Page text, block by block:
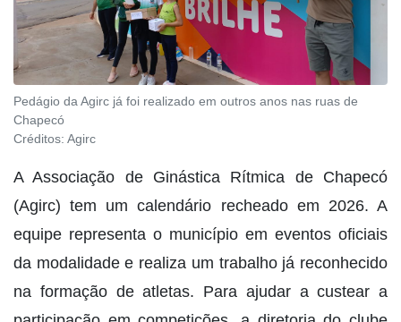
Pedágio da Agirc já foi realizado em outros anos nas ruas de
Chapecó
Créditos: Agirc
A Associação de Ginástica Rítmica de Chapecó
(Agirc) tem um calendário recheado em 2026. A
equipe representa o município em eventos oficiais
da modalidade e realiza um trabalho já reconhecido
na formação de atletas. Para ajudar a custear a